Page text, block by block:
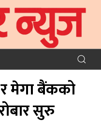
र मेगा बैंकको
सुरु